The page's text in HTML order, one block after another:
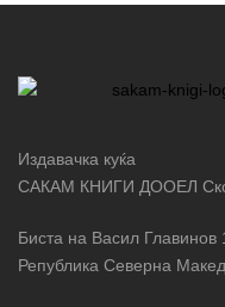
Издавачка куќа
САКАМ КНИГИ ДООЕЛ
Биста на Васил Главинов
Република Северна